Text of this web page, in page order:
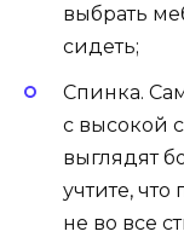
выбрать
сидеть;
Спинка.
с высокой
выглядят
учтите,
не во все